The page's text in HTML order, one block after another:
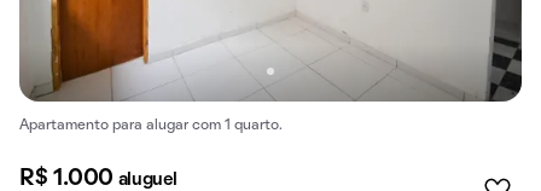
Apartamento para alugar com 1 quarto.
R$ 1.000 aluguel